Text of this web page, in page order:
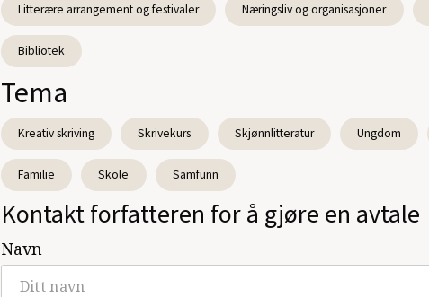
Litterære arrangement og festivaler Næringsliv og organisasjoner
Bibliotek
Tema
Kreativ skriving Skrivekurs Skjønnlitteratur Ungdom
Familie Skole Samfunn
Kontakt forfatteren for å gjøre en avtale
Navn